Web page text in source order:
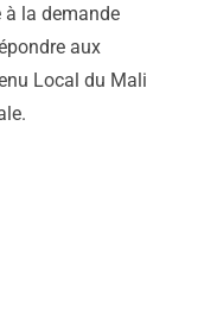
la demande
aux
Local du Mali